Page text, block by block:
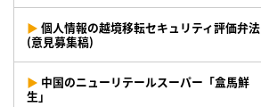
▶ 個人情報の越境移転セキュリティ評価弁法
(意見募集稿)
▶ 中国のニューリテールスーパー「盒馬鮮
生」